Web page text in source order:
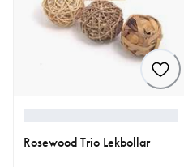
Rosewood Trio Lekbollar